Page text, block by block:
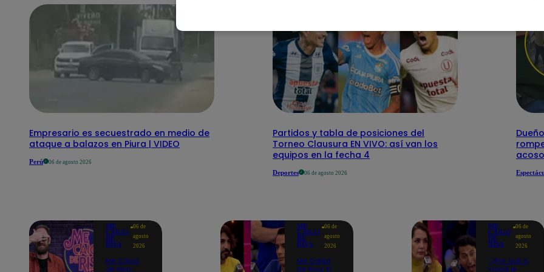
Empresario es secuestrado en medio de
ataque a balazos en Piura | VIDEO
Perú 06 de agosto 2026
Partidos y tabla de posiciones del
Torneo Clausura EN VIVO: así van los
equipos en la fecha 4
Deportes 06 de agosto 2026
ME
CAIGO
DE
RISA
06 de
agosto
2026
Me Caigo
de Risa:
ME
CAIGO
DE
RISA
06 de
agosto
2026
Me Caigo
De Risa: El
ME
CAIGO
DE
RISA
06 de
agosto
2026
"¿Por qué a
Yiddá le